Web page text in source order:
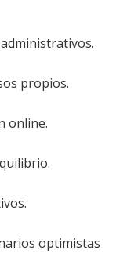
propios.
online.
optimistas